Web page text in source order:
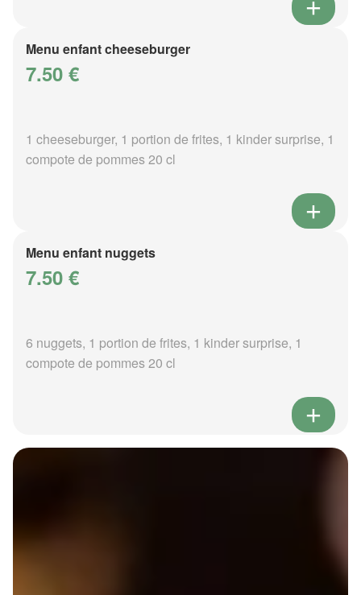
Menu enfant cheeseburger
7.50 €
1 cheeseburger, 1 portion de frites, 1 kinder surprise, 1
compote de pommes 20 cl
Menu enfant nuggets
7.50 €
6 nuggets, 1 portion de frites, 1 kinder surprise, 1
compote de pommes 20 cl